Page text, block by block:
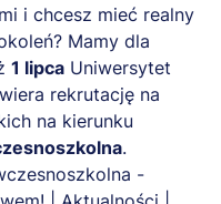
i chcesz mieć realny
Mamy dla
1 lipca Uniwersytet
rekrutację na
na kierunku
.